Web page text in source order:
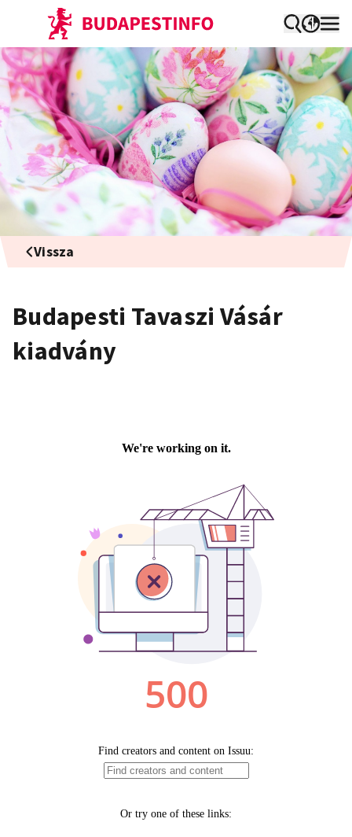
Vissza
Budapesti Tavaszi Vásár
kiadvány